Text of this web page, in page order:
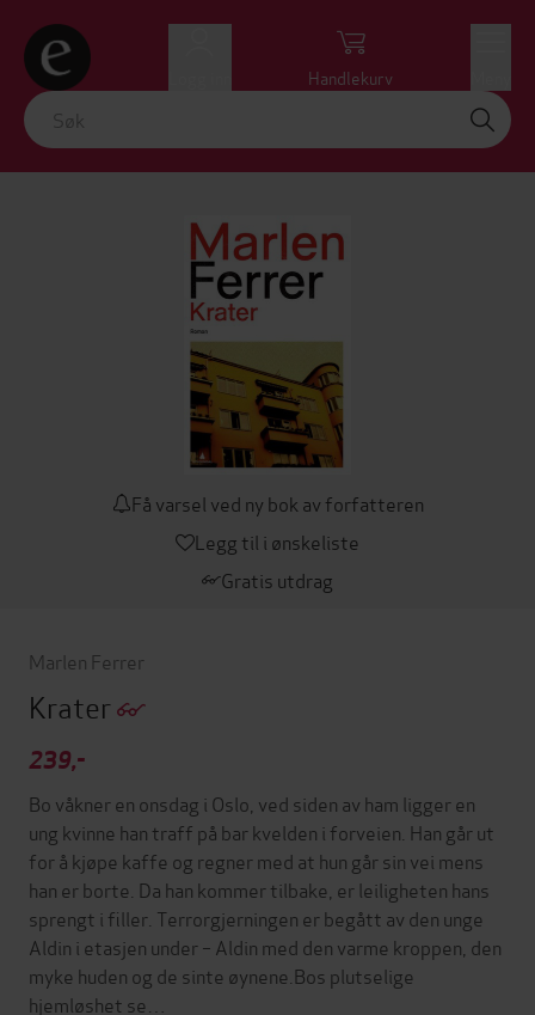
Handlekurv
Få varsel ved ny bok av forfatteren
Legg til i ønskeliste
Gratis utdrag
Marlen Ferrer
Krater
239,-
Bo våkner en onsdag i Oslo, ved siden av ham ligger en
ung kvinne han traff på bar kvelden i forveien. Han går ut
for å kjøpe kaffe og regner med at hun går sin vei mens
han er borte. Da han kommer tilbake, er leiligheten hans
sprengt i filler. Terrorgjerningen er begått av den unge
Aldin i etasjen under – Aldin med den varme kroppen, den
myke huden og de sinte øynene.Bos plutselige
hjemløshet se…